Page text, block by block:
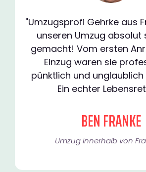
"Umzugsprofi Gehrke aus
unseren Umzug absolut
gemacht! Vom ersten
Einzug waren sie
pünktlich und
Ein echter
BEN FRANKE
Umzug innerhalb von